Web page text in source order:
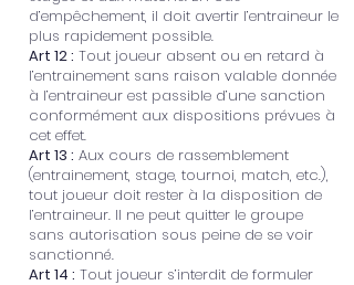
d’empêchement, il doit avertir l’entraineur le
plus rapidement possible.
Art 12 : Tout joueur absent ou en retard à
l’entrainement sans raison valable donnée
à l’entraineur est passible d’une sanction
conformément aux dispositions prévues à
cet effet.
Art 13 : Aux cours de rassemblement
(entrainement, stage, tournoi, match, etc.),
tout joueur doit rester à la disposition de
l’entraineur. Il ne peut quitter le groupe
sans autorisation sous peine de se voir
sanctionné.
Art 14 : Tout joueur s’interdit de formuler